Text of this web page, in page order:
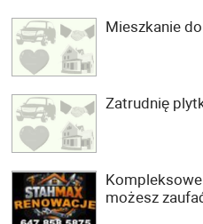
Mieszkanie
Zatrudnię
możesz